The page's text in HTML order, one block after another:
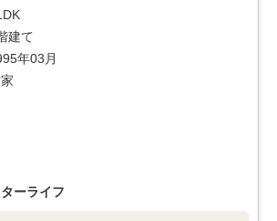
建て
年03月
ーライフ